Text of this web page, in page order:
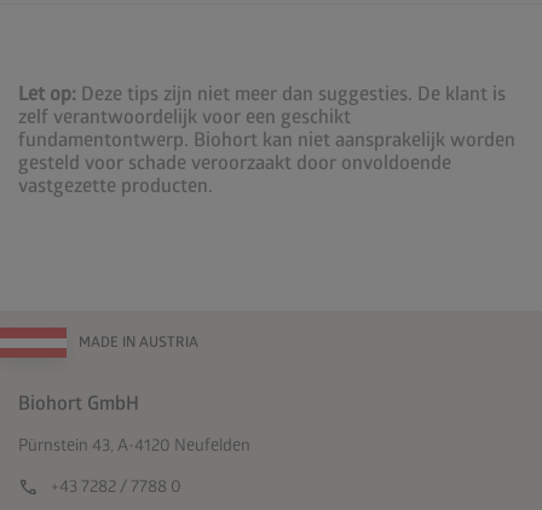
Let op: Deze tips zijn niet meer dan suggesties. De klant is
zelf verantwoordelijk voor een geschikt
fundamentontwerp. Biohort kan niet aansprakelijk worden
gesteld voor schade veroorzaakt door onvoldoende
vastgezette producten.
MADE IN AUSTRIA
Biohort GmbH
Pürnstein 43, A-4120 Neufelden
call +43 7282 / 7788 0